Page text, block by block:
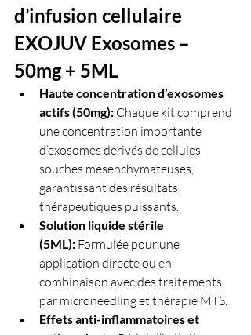
d’infusion cellulaire
EXOJUV Exosomes –
50mg + 5ML
Haute concentration d’exosomes
actifs (50mg): Chaque kit comprend
une concentration importante
d’exosomes dérivés de cellules
souches mésenchymateuses,
garantissant des résultats
thérapeutiques puissants.
Solution liquide stérile
(5ML): Formulée pour une
application directe ou en
combinaison avec des traitements
par microneedling et thérapie MTS.
Effets anti-inflammatoires et